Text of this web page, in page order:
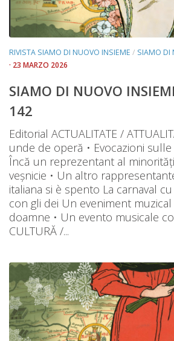
RIVISTA SIAMO DI NUOVO INSIEME / SIAMO DI
· 23 MARZO 2026
SIAMO DI NUOVO
142
Editorial ACTUALITATE /
unde de operă • Evocazioni
Încă un reprezentant al
veșnicie • Un altro
italiana si è spento La carnaval
con gli dei Un eveniment
doamne • Un evento musicale
CULTURĂ /...